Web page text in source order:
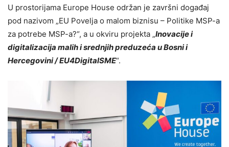
U prostorijama Europe House održan je završni događaj
pod nazivom „EU Povelja o malom biznisu – Politike MSP-a
za potrebe MSP-a?“, a u okviru projekta „Inovacije i
digitalizacija malih i srednjih preduzeća u Bosni i
Hercegovini / EU4DigitalSME“.